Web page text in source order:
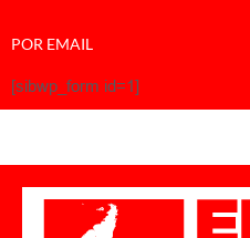
POR EMAIL
[sibwp_form id=1]